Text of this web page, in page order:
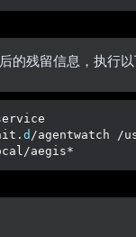
的残留信息，执行以
d /agentwatch /
aegis*